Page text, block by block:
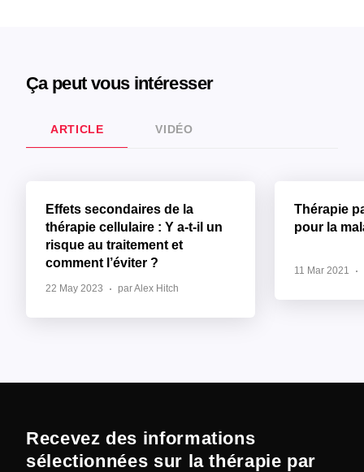
Ça peut vous intéresser
ARTICLE VIDÉO
Effets secondaires de la
thérapie cellulaire : Y a-t-il un
risque au traitement et
comment l’éviter ?
22 May 2023 par Alex Hitch
Thérapie
pour la
11 Mar 2021
Recevez des informations
sélectionnées sur la thérapie par